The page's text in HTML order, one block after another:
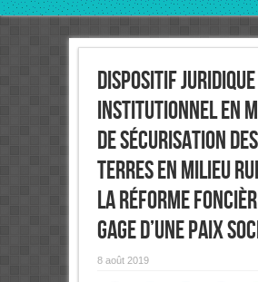
Dispositif
institutionnel en
de sécurisation des
terres en milieu
La réforme
gage d’une paix
8 août 2019